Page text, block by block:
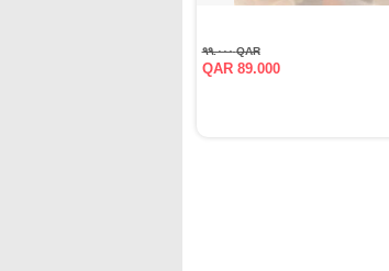
QAR ٩٩.٠٠٠
QAR 89.000